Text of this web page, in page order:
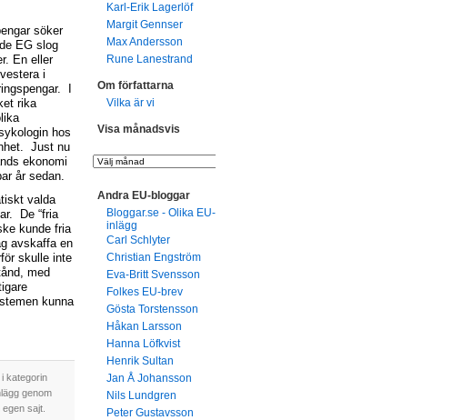
söker
EG slog
En eller
i
I
rika
hos
Just nu
ekonomi
år sedan.
valda
De “fria
kunde fria
avskaffa en
skulle inte
med
kunna
kategorin
genom
sajt.
Karl-Erik Lagerlöf
Margit Gennser
Max Andersson
Rune Lanestrand
Om författarna
Vilka är vi
Visa månadsvis
Andra EU-bloggar
Bloggar.se - Olika EU-
inlägg
Carl Schlyter
Christian Engström
Eva-Britt Svensson
Folkes EU-brev
Gösta Torstensson
Håkan Larsson
Hanna Löfkvist
Henrik Sultan
Jan Å Johansson
Nils Lundgren
Peter Gustavsson